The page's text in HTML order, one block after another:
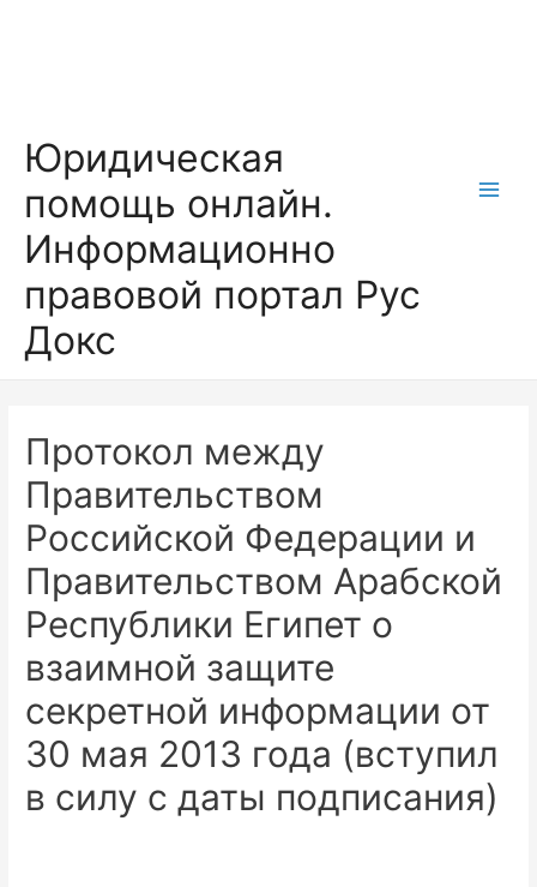
Юридическая
помощь онлайн.
Информационно
правовой портал Рус
Докс
Протокол между
Правительством
Российской Федерации и
Правительством Арабской
Республики Египет о
взаимной защите
секретной информации от
30 мая 2013 года (вступил
в силу с даты подписания)